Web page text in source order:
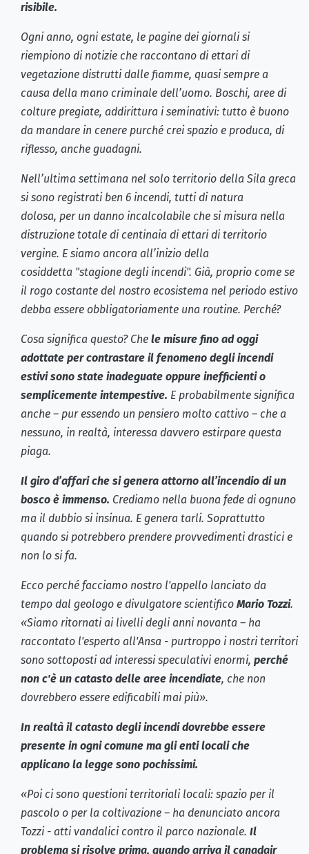
risibile.
Ogni anno, ogni estate, le pagine dei giornali si
riempiono di notizie che raccontano di ettari di
vegetazione distrutti dalle fiamme, quasi sempre a
causa della mano criminale dell’uomo. Boschi, aree di
colture pregiate, addirittura i seminativi: tutto è buono
da mandare in cenere purché crei spazio e produca, di
riflesso, anche guadagni.
Nell’ultima settimana nel solo territorio della Sila greca
si sono registrati ben 6 incendi, tutti di natura
dolosa, per un danno incalcolabile che si misura nella
distruzione totale di centinaia di ettari di territorio
vergine. E siamo ancora all’inizio della
cosiddetta "stagione degli incendi". Già, proprio come se
il rogo costante del nostro ecosistema nel periodo estivo
debba essere obbligatoriamente una routine. Perché?
Cosa significa questo? Che le misure fino ad oggi
adottate per contrastare il fenomeno degli incendi
estivi sono state inadeguate oppure inefficienti o
semplicemente intempestive. E probabilmente significa
anche – pur essendo un pensiero molto cattivo – che a
nessuno, in realtà, interessa davvero estirpare questa
piaga.
Il giro d’affari che si genera attorno all’incendio di un
bosco è immenso. Crediamo nella buona fede di ognuno
ma il dubbio si insinua. E genera tarli. Soprattutto
quando si potrebbero prendere provvedimenti drastici e
non lo si fa.
Ecco perché facciamo nostro l'appello lanciato da
tempo dal geologo e divulgatore scientifico Mario Tozzi.
«Siamo ritornati ai livelli degli anni novanta – ha
raccontato l'esperto all'Ansa - purtroppo i nostri territori
sono sottoposti ad interessi speculativi enormi, perché
non c'è un catasto delle aree incendiate, che non
dovrebbero essere edificabili mai più».
In realtà il catasto degli incendi dovrebbe essere
presente in ogni comune ma gli enti locali che
applicano la legge sono pochissimi.
«Poi ci sono questioni territoriali locali: spazio per il
pascolo o per la coltivazione – ha denunciato ancora
Tozzi - atti vandalici contro il parco nazionale. Il
problema si risolve prima, quando arriva il canadair